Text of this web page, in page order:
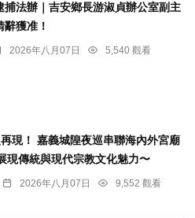
捕法辦｜吉安鄉長游淑貞辦公室副主
獲准！
2026年八月07日
5,540 觀看
現！ 嘉義城隍夜巡串聯海內外宮廟
現傳統與現代宗教文化魅力〜
2026年八月07日
9,552 觀看